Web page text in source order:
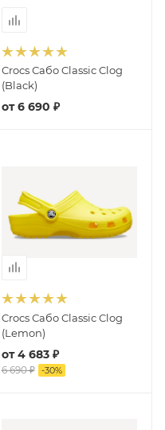
Crocs Сабо Classic Clog
(Black)
от6 690 ₽
Crocs Сабо Classic Clog
(Lemon)
от4 683 ₽
6 690 ₽ -30%